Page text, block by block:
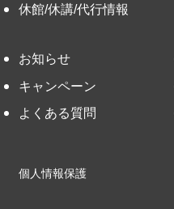
休館/休講/代行情報
お知らせ
キャンペーン
よくある質問
個人情報保護